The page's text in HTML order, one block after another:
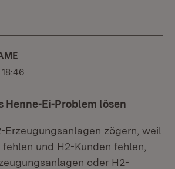
18:46
Henne-Ei-Problem lösen
Erzeugungsanlagen zögern, weil
und H2-Kunden fehlen,
oder H2-